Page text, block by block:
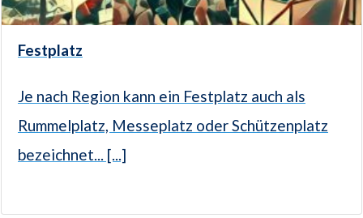
Festplatz
Je nach Region kann ein Festplatz auch als
Rummelplatz, Messeplatz oder Schützenplatz
bezeichnet... [...]